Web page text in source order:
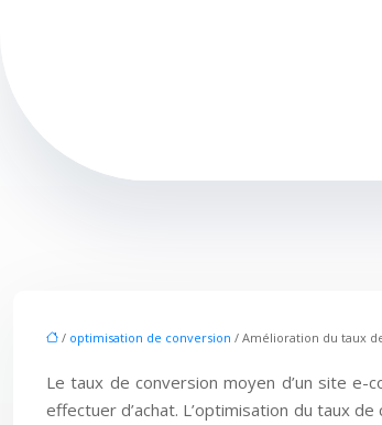
/ optimisation de conversion / Amélioration du taux
Le taux de conversion moyen d’un site
effectuer d’achat. L’optimisation du taux